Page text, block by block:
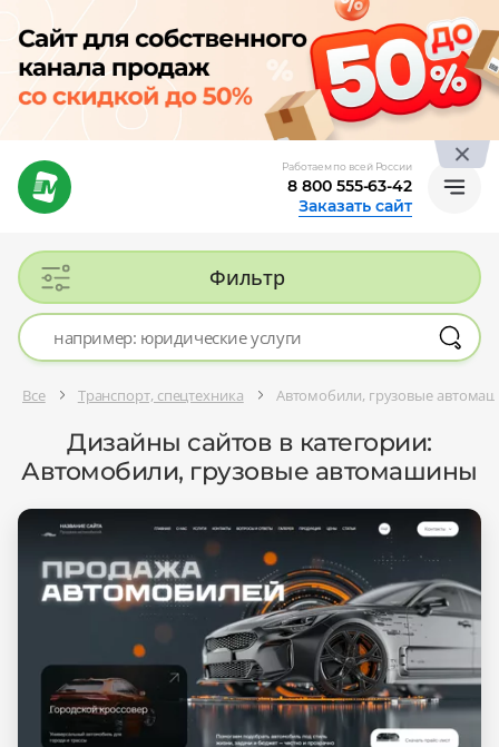
Работаем по всей России
8 800 555-63-42
Заказать сайт
Фильтр
Все Транспорт, спецтехника Автомобили, грузовые
Дизайны сайтов в категории:
Автомобили, грузовые автомашины